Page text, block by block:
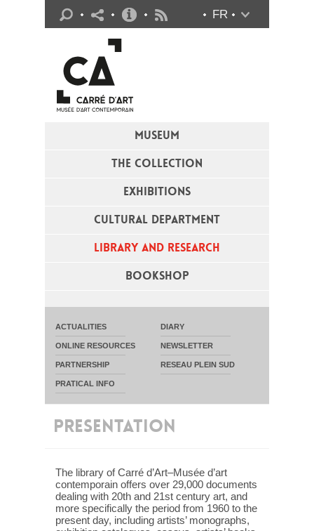
MUSEUM
THE COLLECTION
EXHIBITIONS
CULTURAL DEPARTMENT
LIBRARY AND RESEARCH
BOOKSHOP
FR
ACTUALITIES DIARY
ONLINE RESOURCES NEWSLETTER
PARTNERSHIP RESEAU PLEIN SUD
PRATICAL INFO
Practical info
PRESENTATION
The library of Carré d’Art–Musée d’art
contemporain offers over 29,000 documents
dealing with 20th and 21st century art, and
more specifically the period from 1960 to the
present day, including artists’ monographs,